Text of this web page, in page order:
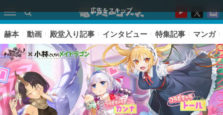
広告をスキップ
赫本 動画 殿堂入り記事 インタビュー 特集記事 マンガ